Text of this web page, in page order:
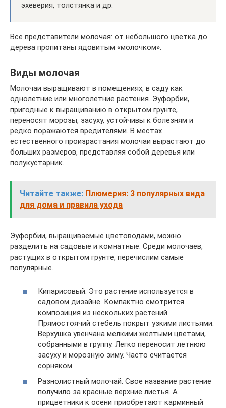
эхеверия, толстянка и др.
Все представители молочая: от небольшого цветка до
дерева пропитаны ядовитым «молочком».
Виды молочая
Молочаи выращивают в помещениях, в саду как
однолетние или многолетние растения. Эуфорбии,
пригодные к выращиванию в открытом грунте,
переносят морозы, засуху, устойчивы к болезням и
редко поражаются вредителями. В местах
естественного произрастания молочаи вырастают до
больших размеров, представляя собой деревья или
полукустарник.
Читайте также: Плюмерия: 3 популярных вида
для дома и правила ухода
Эуфорбии, выращиваемые цветоводами, можно
разделить на садовые и комнатные. Среди молочаев,
растущих в открытом грунте, перечислим самые
популярные.
Кипарисовый. Это растение используется в
садовом дизайне. Компактно смотрится
композиция из нескольких растений.
Прямостоячий стебель покрыт узкими листьями.
Верхушка увенчана мелкими желтыми цветами,
собранными в группу. Легко переносит летнюю
засуху и морозную зиму. Часто считается
сорняком.
Разнолистный молочай. Свое название растение
получило за красные верхние листья. А
прицветники к осени приобретают карминный